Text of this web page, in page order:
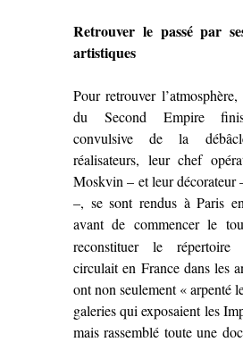
Retrouver le passé par
artistiques
Pour retrouver l’atmosphère,
du Second Empire
convulsive de la
réalisateurs, leur chef
Moskvin – et leur décorateur
–, se sont rendus à Paris
avant de commencer le
reconstituer le répertoire
circulait en France dans les
ont non seulement « arpenté
galeries qui exposaient les
mais rassemblé toute une